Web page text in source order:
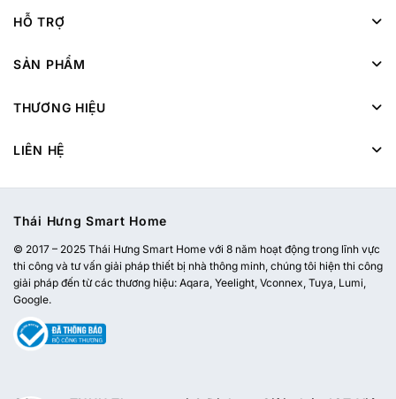
HỖ TRỢ
SẢN PHẨM
THƯƠNG HIỆU
LIÊN HỆ
Thái Hưng Smart Home
© 2017 – 2025 Thái Hưng Smart Home với 8 năm hoạt động trong lĩnh vực
thi công và tư vấn giải pháp thiết bị nhà thông minh, chúng tôi hiện thi công
giải pháp đến từ các thương hiệu: Aqara, Yeelight, Vconnex, Tuya, Lumi,
Google.